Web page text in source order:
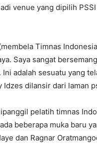
venue yang dipilih
Timnas
Saya sangat
adalah sesuatu yang
Idzes dilansir dari laman
pelatih timnas
beberapa muka baru
dan Ragnar